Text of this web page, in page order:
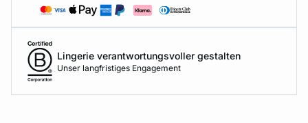
Lingerie verantwortungsvoller gestalten
Unser langfristiges Engagement